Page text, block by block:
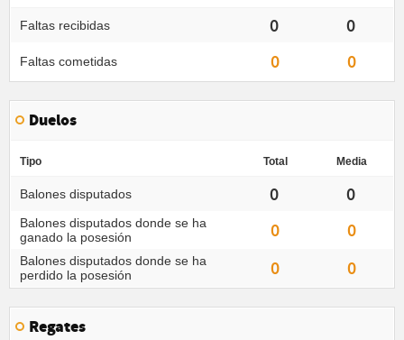
Faltas recibidas 0 0
Faltas cometidas 0 0
Duelos
Tipo Total Media
Balones disputados 0 0
Balones disputados donde se ha
ganado la posesión
0 0
Balones disputados donde se ha
perdido la posesión
0 0
Regates